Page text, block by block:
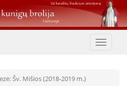
Toggle
Šv. Mišios (2018-2019 m.)